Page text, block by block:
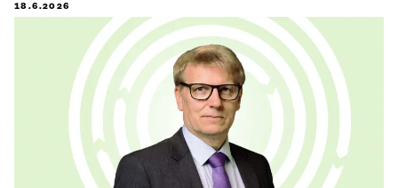
18.6.2026